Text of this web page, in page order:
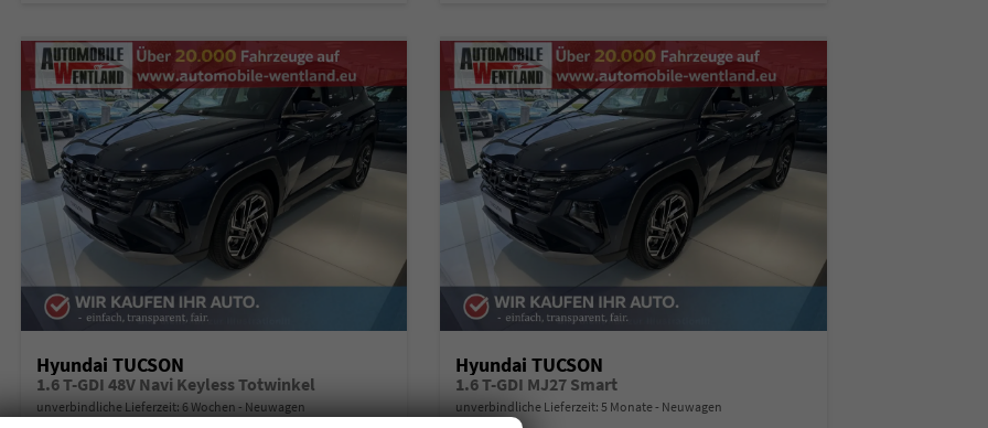
Hyundai TUCSON
1.6 T-GDI 48V Navi Keyless Totwinkel
unverbindliche Lieferzeit: 6 Wochen Neuwagen
Hyundai TUCSON
1.6 T-GDI MJ27 Smart
unverbindliche Lieferzeit:5 Monate Neuwagen